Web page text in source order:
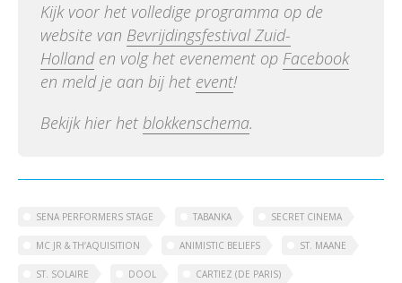
Kijk voor het volledige programma op de
website van Bevrijdingsfestival Zuid-
Hollanden volg het evenement op Facebook
en meld je aan bij het event!
Bekijk hier het blokkenschema.
SENA PERFORMERS STAGE TABANKA SECRET CINEMA
MC JR & TH‘AQUISITION ANIMISTIC BELIEFS ST. MAANE
ST. SOLAIRE DOOL CARTIEZ (DE PARIS)